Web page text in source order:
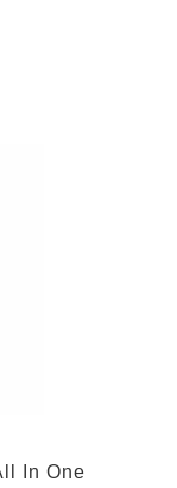
In One